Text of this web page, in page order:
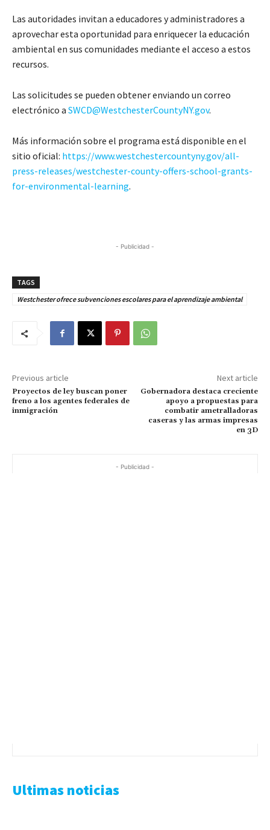
Las autoridades invitan a educadores y administradores a
aprovechar esta oportunidad para enriquecer la educación
ambiental en sus comunidades mediante el acceso a estos
recursos.
Las solicitudes se pueden obtener enviando un correo
electrónico a SWCD@WestchesterCountyNY.gov.
Más información sobre el programa está disponible en el
sitio oficial: https://www.westchestercountyny.gov/all-
press-releases/westchester-county-offers-school-grants-
for-environmental-learning.
- Publicidad -
TAGS
Westchester ofrece subvenciones escolares para el aprendizaje ambiental
Previous article
Proyectos de ley buscan poner
freno a los agentes federales de
inmigración
Next article
Gobernadora destaca creciente
apoyo a propuestas para
combatir ametralladoras
caseras y las armas impresas
en 3D
- Publicidad -
Ultimas noticias